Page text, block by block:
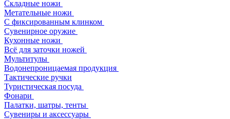
Складные ножи
Метательные ножи
С фиксированным клинком
Сувенирное оружие
Кухонные ножи
Всё для заточки ножей
Мультитулы
Водонепроницаемая продукция
Тактические ручки
Туристическая посуда
Фонари
Палатки, шатры, тенты
Сувениры и аксессуары